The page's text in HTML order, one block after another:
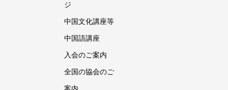
ジ
中国文化講座等
中国語講座
入会のご案内
全国の協会のご